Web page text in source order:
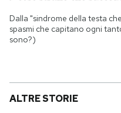
Dalla "sindrome della testa
spasmi che capitano ogni
sono?)
ALTRE STORIE